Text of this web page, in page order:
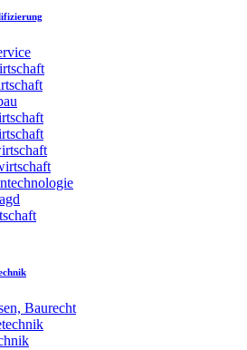
Baurecht